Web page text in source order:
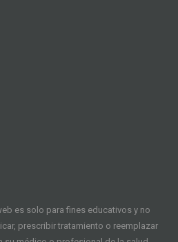
es solo para fines educativos y no
prescribir tratamiento o reemplazar